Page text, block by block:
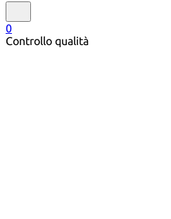
0
Controllo qualità